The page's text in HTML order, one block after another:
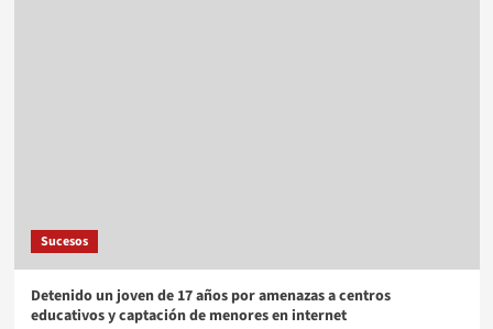
Sucesos
Detenido un joven de 17 años por amenazas a centros
educativos y captación de menores en internet